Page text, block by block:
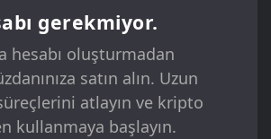
gerekmiyor.
hesabı oluşturmadan
satın alın. Uzun
atlayın ve kripto
kullanmaya başlayın.